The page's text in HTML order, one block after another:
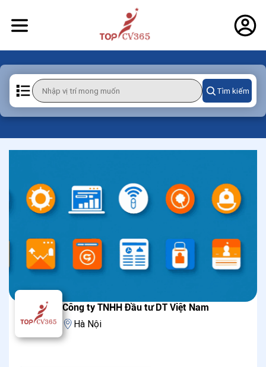
Tìm kiếm
Công ty TNHH Đầu tư DT Việt Nam
Hà Nội